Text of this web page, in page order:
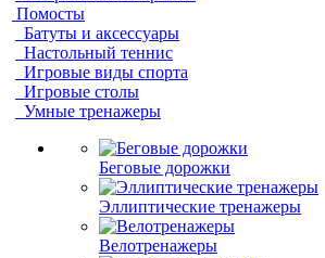
Помосты
Батуты и аксессуары
Настольный теннис
Игровые виды спорта
Игровые столы
Умные тренажеры
Беговые дорожки
Эллиптические тренажеры
Велотренажеры